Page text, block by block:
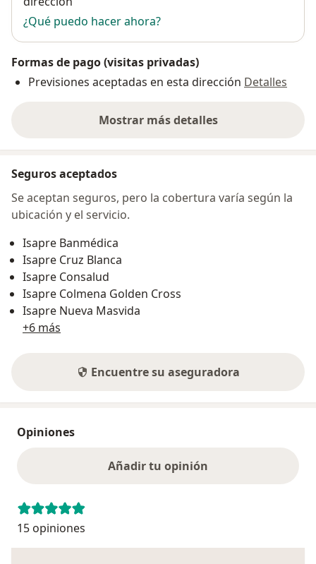
¿Qué puedo hacer ahora?
Formas de pago (visitas privadas)
Previsiones aceptadas en esta dirección Detalles
Mostrar más detalles
sobre la dirección
Seguros aceptados
Se aceptan seguros, pero la cobertura varía según la
ubicación y el servicio.
Isapre Banmédica
Isapre Cruz Blanca
Isapre Consalud
Isapre Colmena Golden Cross
Isapre Nueva Masvida
+6 más
Encuentre su aseguradora
Opiniones
Añadir tu opinión
15 opiniones